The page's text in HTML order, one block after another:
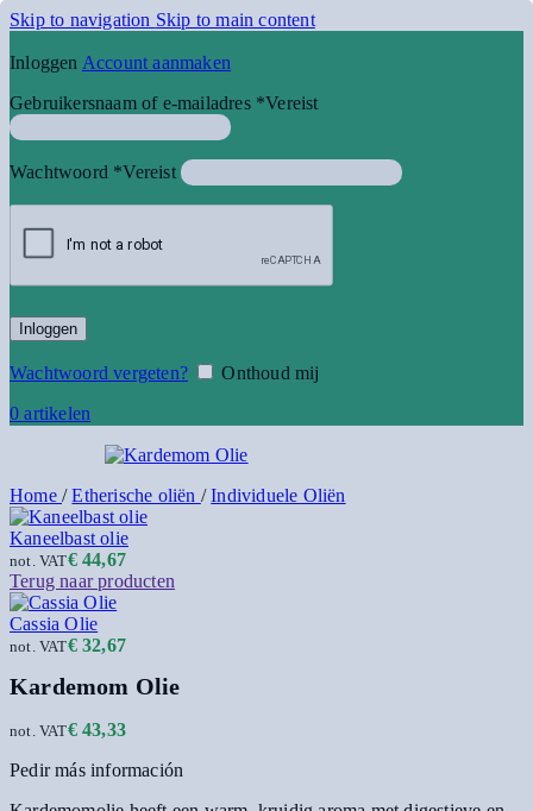
Skip to navigation Skip to main content
Inloggen Account aanmaken
Gebruikersnaam of e-mailadres *Vereist
Wachtwoord *Vereist
Inloggen
Wachtwoord vergeten?
Onthoud mij
0artikelen
Home / Etherische oliën / Individuele Oliën
Kaneelbast olie
€44,67
not. VAT
Terug naar producten
Cassia Olie
€32,67
not. VAT
Kardemom Olie
€43,33
not. VAT
Pedir más información